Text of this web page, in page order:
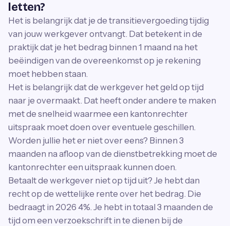
letten?
Het is belangrijk dat je de transitievergoeding tijdig
van jouw werkgever ontvangt. Dat betekent in de
praktijk dat je het bedrag binnen 1 maand na het
beëindigen van de overeenkomst op je rekening
moet hebben staan.
Het is belangrijk dat de werkgever het geld op tijd
naar je overmaakt. Dat heeft onder andere te maken
met de snelheid waarmee een kantonrechter
uitspraak moet doen over eventuele geschillen.
Worden jullie het er niet over eens? Binnen 3
maanden na afloop van de dienstbetrekking moet de
kantonrechter een uitspraak kunnen doen.
Betaalt de werkgever niet op tijd uit? Je hebt dan
recht op de wettelijke rente over het bedrag. Die
bedraagt in 2026 4%. Je hebt in totaal 3 maanden de
tijd om een verzoekschrift in te dienen bij de